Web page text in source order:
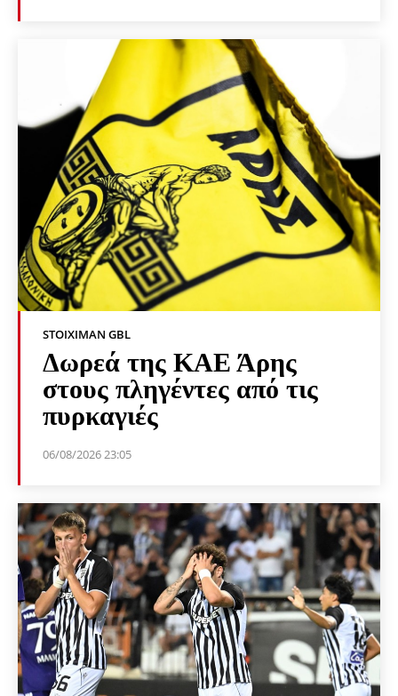
STOIXIMAN GBL
Δωρεά της ΚΑΕ Άρης
στους πληγέντες από τις
πυρκαγιές
06/08/2026 23:05